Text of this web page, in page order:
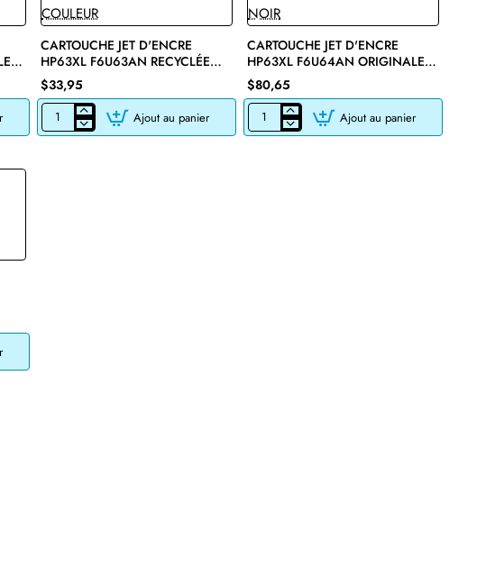
CARTOUCHE JET D'ENCRE
HP63XL F6U63AN RECYCLÉE
COULEUR
$33,95
CARTOUCHE
JET
Ajout au panier
CARTOUCHE JET D'ENCRE
HP63XL F6U64AN ORIGINALE
NOIR
$80,65
CARTOUCHE
JET
Ajout au panier